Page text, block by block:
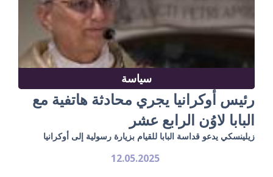
سياسة
رئيس أوكرانيا يجري محادثة هاتفية مع
البابا لاوُن الرابع عشر
زيلينسكي يدعو قداسة البابا للقيام بزيارة رسولية إلى أوكرانيا
12.05.2025